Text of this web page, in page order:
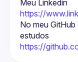
https://
No meu
https://